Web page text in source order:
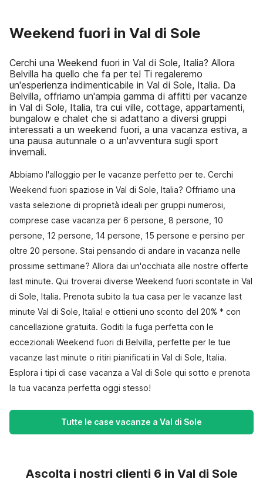
Weekend fuori in Val di Sole
Cerchi una Weekend fuori in Val di Sole, Italia? Allora
Belvilla ha quello che fa per te! Ti regaleremo
un'esperienza indimenticabile in Val di Sole, Italia. Da
Belvilla, offriamo un'ampia gamma di affitti per vacanze
in Val di Sole, Italia, tra cui ville, cottage, appartamenti,
bungalow e chalet che si adattano a diversi gruppi
interessati a un weekend fuori, a una vacanza estiva, a
una pausa autunnale o a un'avventura sugli sport
invernali.
Abbiamo l'alloggio per le vacanze perfetto per te. Cerchi
Weekend fuori spaziose in Val di Sole, Italia? Offriamo una
vasta selezione di proprietà ideali per gruppi numerosi,
comprese case vacanza per 6 persone, 8 persone, 10
persone, 12 persone, 14 persone, 15 persone e persino per
oltre 20 persone. Stai pensando di andare in vacanza nelle
prossime settimane? Allora dai un'occhiata alle nostre offerte
last minute. Qui troverai diverse Weekend fuori scontate in Val
di Sole, Italia. Prenota subito la tua casa per le vacanze last
minute Val di Sole, Italia! e ottieni uno sconto del 20% * con
cancellazione gratuita. Goditi la fuga perfetta con le
eccezionali Weekend fuori di Belvilla, perfette per le tue
vacanze last minute o ritiri pianificati in Val di Sole, Italia.
Esplora i tipi di case vacanza a Val di Sole qui sotto e prenota
la tua vacanza perfetta oggi stesso!
Tutte le case vacanze a Val di Sole
Ascolta i nostri clienti 6 in Val di Sole